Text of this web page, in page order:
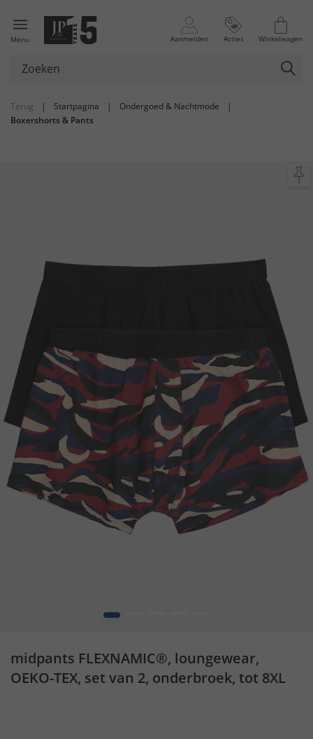
Menu Aanmelden Acties Winkelwagen
Terug | Startpagina | Ondergoed & Nachtmode
|
Boxershorts & Pants
1
midpants FLEXNAMIC®, loungewear,
OEKO-TEX, set van 2, onderbroek, tot 8XL